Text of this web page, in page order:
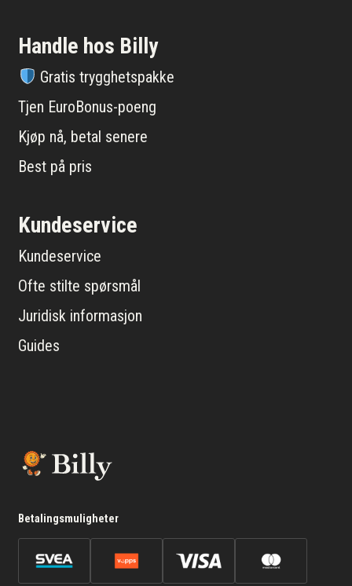
Handle hos Billy
Gratis trygghetspakke
Tjen EuroBonus-poeng
Kjøp nå, betal senere
Best på pris
Kundeservice
Kundeservice
Ofte stilte spørsmål
Juridisk informasjon
Guides
Betalingsmuligheter